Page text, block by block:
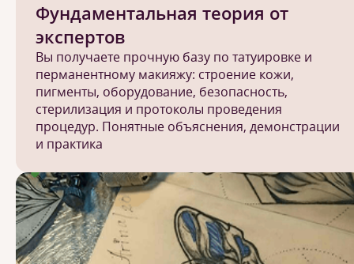
Фундаментальная теория от
экспертов
Вы получаете прочную базу по татуировке и
перманентному макияжу: строение кожи,
пигменты, оборудование, безопасность,
стерилизация и протоколы проведения
процедур. Понятные объяснения, демонстрации
и практика